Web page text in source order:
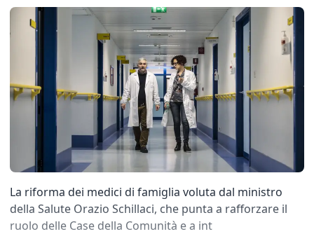
La riforma dei medici di famiglia voluta dal ministro
della Salute Orazio Schillaci, che punta a rafforzare il
ruolo delle Case della Comunità e a int